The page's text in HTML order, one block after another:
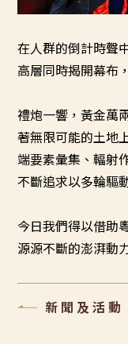
在人群的倒計時聲
高層同時揭開幕布
禮炮一響，黃金萬
著無限可能的土地
端要素彙集、輻射
不斷追求以多輪驅
今日我們得以借助
源源不斷的澎湃動
新聞及活動